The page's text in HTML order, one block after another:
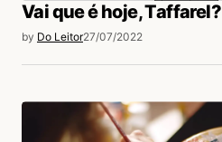
Vai que é hoje, Taffarel?
by Do Leitor27/07/2022